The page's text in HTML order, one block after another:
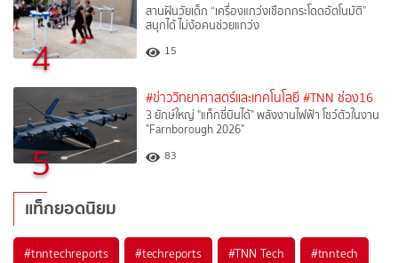
4
สานฝันวัยเด็ก “เครื่องแกว่งเชือกกระโดดอัตโนมัติ”
สนุกได้ ไม่ง้อคนช่วยแกว่ง
15
5
#ข่าววิทยาศาสตร์และเทคโนโลยี #TNN ช่อง16
3 ยักษ์ใหญ่ "แท็กซี่บินได้" พลังงานไฟฟ้า โชว์ตัวในงาน
"Farnborough 2026"
83
แท็กยอดนิยม
#tnntechreports #techreports #TNN Tech #tnntech